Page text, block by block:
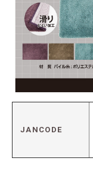
JANCODE